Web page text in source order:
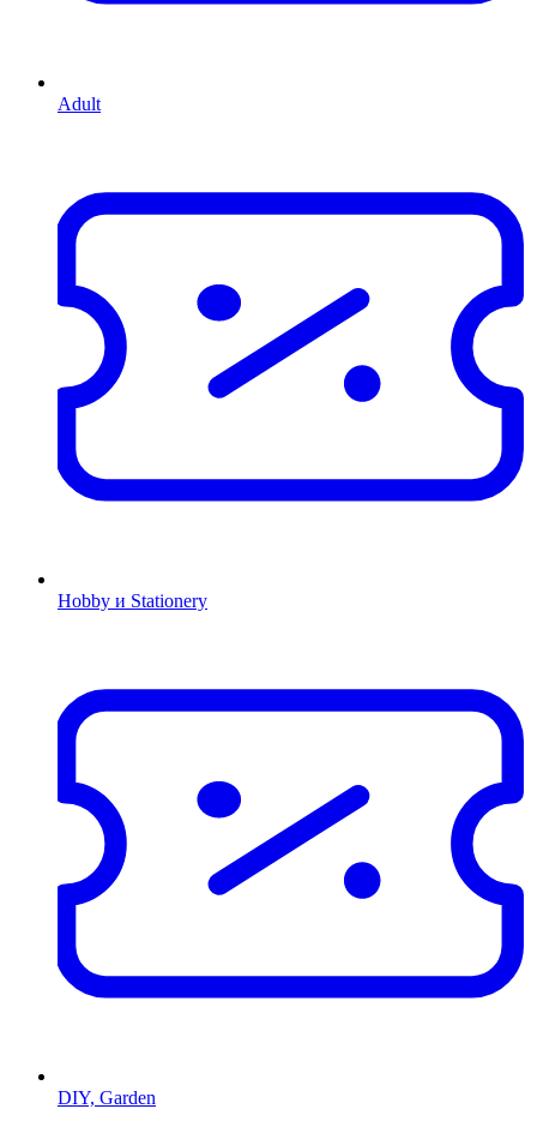
Adult
Hobby и Stationery
DIY, Garden